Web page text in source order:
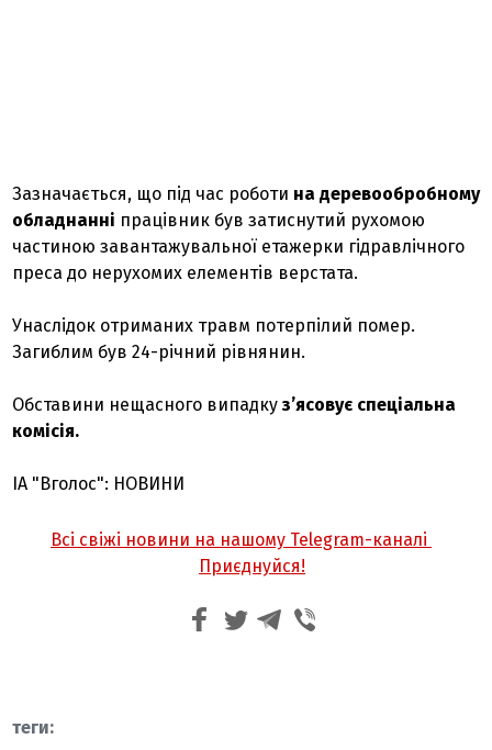
Зазначається, що під час роботи на деревообробному
обладнанні працівник був затиснутий рухомою
частиною завантажувальної етажерки гідравлічного
преса до нерухомих елементів верстата.
Унаслідок отриманих травм потерпілий помер.
Загиблим був 24-річний рівнянин.
Обставини нещасного випадкуз’ясовує спеціальна
комісія.
ІА "Вголос": НОВИНИ
Всі свіжі новини на нашому Telegram-каналі
Приєднуйся!